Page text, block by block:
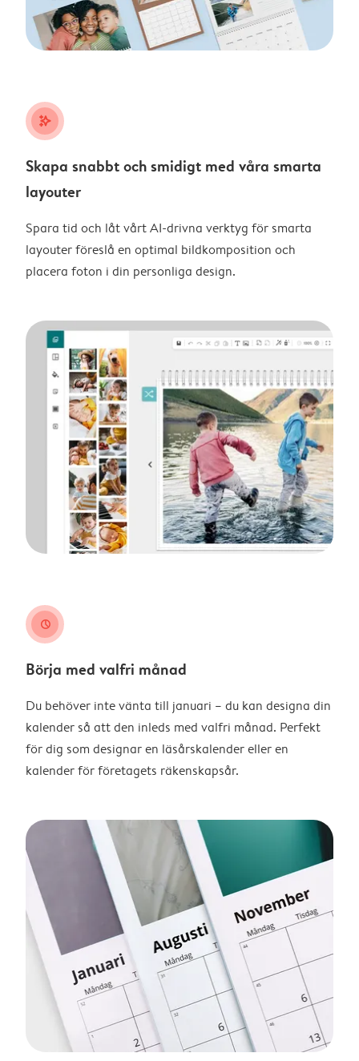
stars_plus
Skapa snabbt och smidigt med våra smarta
layouter
Spara tid och låt vårt AI-drivna verktyg för smarta
layouter föreslå en optimal bildkomposition och
placera foton i din personliga design.
clock
Börja med valfri månad
Du behöver inte vänta till januari – du kan designa din
kalender så att den inleds med valfri månad. Perfekt
för dig som designar en läsårskalender eller en
kalender för företagets räkenskapsår.